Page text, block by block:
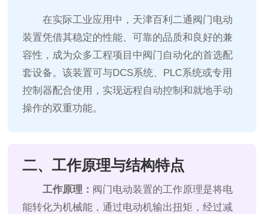
在实际工业应用中，天津百利二通阀门电动
装置凭借其稳定的性能、可靠的品质和良好的兼
容性，成为众多工程项目中阀门自动化的首选配
套设备。该装置可与DCS系统、PLC系统或专用
控制器配合使用，实现远程自动控制和就地手动
操作的双重功能。
二、工作原理与结构特点
工作原理： 阀门电动装置的工作原理是将电
能转化为机械能，通过电动机输出扭矩，经过减